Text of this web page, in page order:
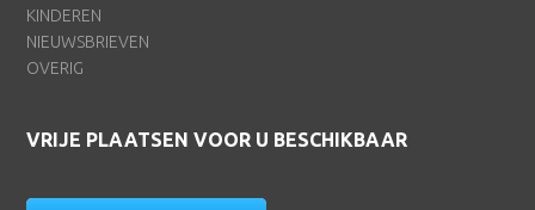
KINDEREN
NIEUWSBRIEVEN
OVERIG
VRIJE PLAATSEN VOOR U BESCHIKBAAR